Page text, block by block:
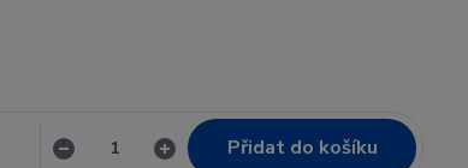
Přidat do košíku